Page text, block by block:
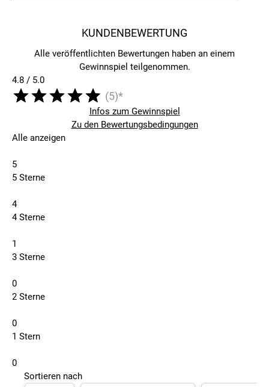
KUNDENBEWERTUNG
Alle veröffentlichten Bewertungen haben an einem
Gewinnspiel teilgenommen.
4.8 / 5.0
(5)*
Infos zum Gewinnspiel
Zu den Bewertungsbedingungen
Alle anzeigen
5
5 Sterne
4
4 Sterne
1
3 Sterne
0
2 Sterne
0
1 Stern
0
Sortieren nach